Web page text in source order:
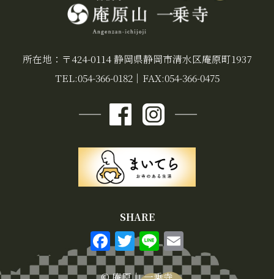
所在地：〒424-0114 静岡県静岡市清水区庵原町1937
TEL:054-366-0182｜ FAX:054-366-0475
SHARE
F
a
T
w
Li
n m